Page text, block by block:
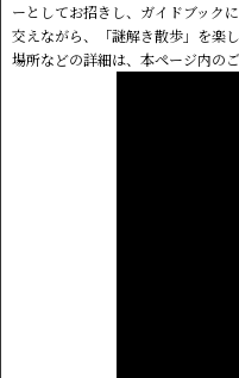
ーとしてお招きし、ガイドブック
交えながら、「謎解き散歩」を楽
場所などの詳細は、本ページ内の